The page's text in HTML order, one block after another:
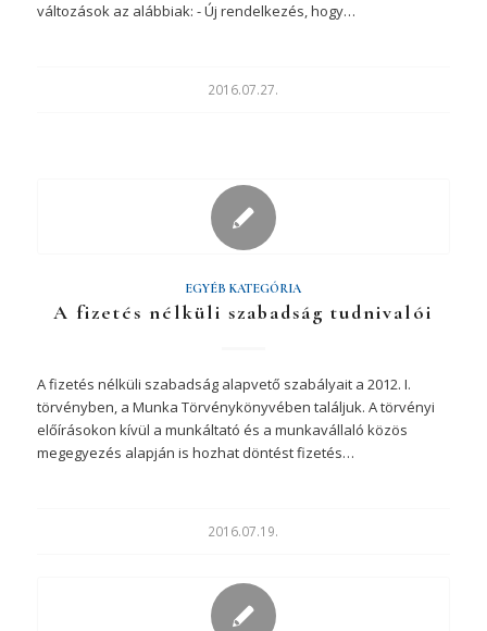
változások az alábbiak: - Új rendelkezés, hogy…
2016.07.27.
EGYÉB KATEGÓRIA
A fizetés nélküli szabadság tudnivalói
A fizetés nélküli szabadság alapvető szabályait a 2012. I.
törvényben, a Munka Törvénykönyvében találjuk. A törvényi
előírásokon kívül a munkáltató és a munkavállaló közös
megegyezés alapján is hozhat döntést fizetés…
2016.07.19.